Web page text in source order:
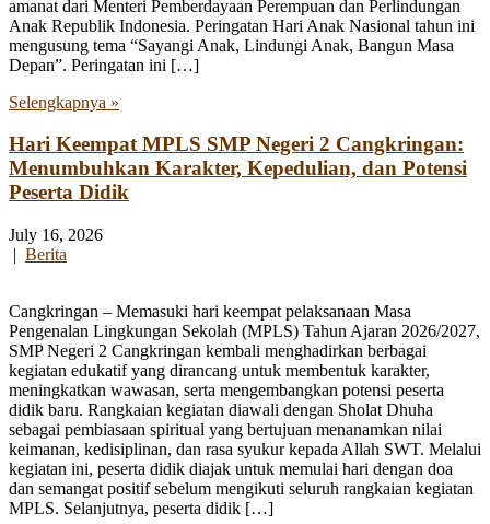
amanat dari Menteri Pemberdayaan Perempuan dan Perlindungan
Anak Republik Indonesia. Peringatan Hari Anak Nasional tahun ini
mengusung tema “Sayangi Anak, Lindungi Anak, Bangun Masa
Depan”. Peringatan ini […]
Selengkapnya »
Hari Keempat MPLS SMP Negeri 2 Cangkringan:
Menumbuhkan Karakter, Kepedulian, dan Potensi
Peserta Didik
July 16, 2026
| Berita
Cangkringan – Memasuki hari keempat pelaksanaan Masa
Pengenalan Lingkungan Sekolah (MPLS) Tahun Ajaran 2026/2027,
SMP Negeri 2 Cangkringan kembali menghadirkan berbagai
kegiatan edukatif yang dirancang untuk membentuk karakter,
meningkatkan wawasan, serta mengembangkan potensi peserta
didik baru. Rangkaian kegiatan diawali dengan Sholat Dhuha
sebagai pembiasaan spiritual yang bertujuan menanamkan nilai
keimanan, kedisiplinan, dan rasa syukur kepada Allah SWT. Melalui
kegiatan ini, peserta didik diajak untuk memulai hari dengan doa
dan semangat positif sebelum mengikuti seluruh rangkaian kegiatan
MPLS. Selanjutnya, peserta didik […]